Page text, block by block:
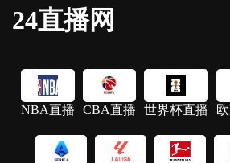
24直播网
NBA直播 CBA直播 世界杯直播